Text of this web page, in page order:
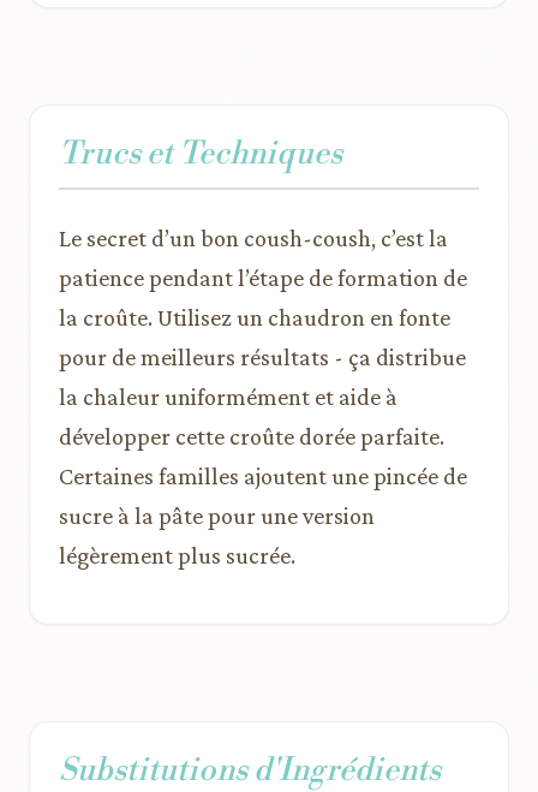
Trucs et Techniques
Le secret d’un bon coush-coush, c’est la
patience pendant l’étape de formation de
la croûte. Utilisez un chaudron en fonte
pour de meilleurs résultats - ça distribue
la chaleur uniformément et aide à
développer cette croûte dorée parfaite.
Certaines familles ajoutent une pincée de
sucre à la pâte pour une version
légèrement plus sucrée.
Substitutions d'Ingrédients